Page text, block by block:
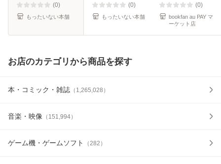
料】
(0)
もったいない本舗
(0)
もったいない本舗
(0)
bookfan au PAY マ
ーケット店
お店のカテゴリから商品を探す
本・コミック・雑誌 （ 1,265,028 ）
音楽・映像 （ 151,994）
ゲーム機・ゲームソフト （282 ）